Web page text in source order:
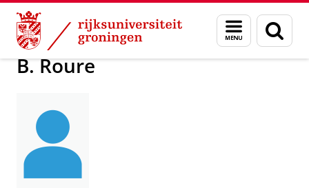
Skip
Content
Skip
Navigation
Menu
en
zoeken
Over ons Praktische zaken Waar vindt u ons B. Roure
B. Roure